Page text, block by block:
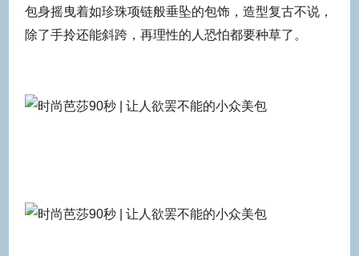
包身摇曳着如珍珠项链般垂坠的包饰，造型复古不说，
除了手拎还能斜跨，再理性的人恐怕都要种草了。